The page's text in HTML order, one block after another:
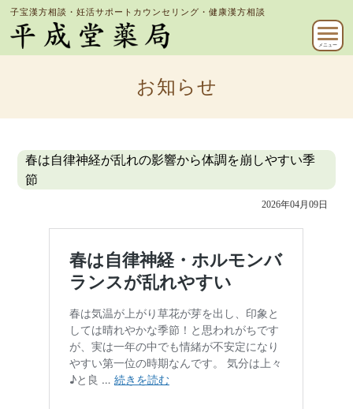
子宝漢方相談・妊活サポートカウンセリング・健康漢方相談
メニュー
お知らせ
春は自律神経が乱れの影響から体調を崩しやすい季
節
2026年04月09日